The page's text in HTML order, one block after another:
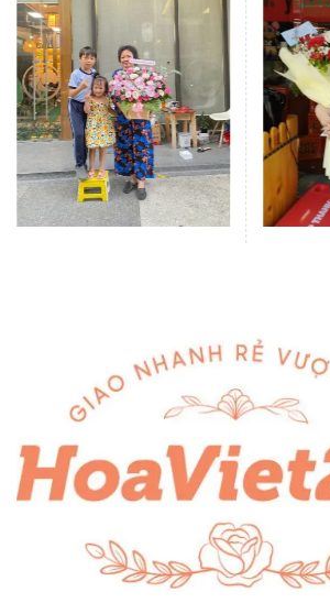
Bó hoa ly và hồng vàng